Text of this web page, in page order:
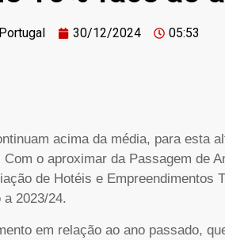
Portugal 30/12/2024 05:53
acima da média, para esta
o aproximar da Passagem de
de Hotéis e
2023/24.
em relação ao ano passado,